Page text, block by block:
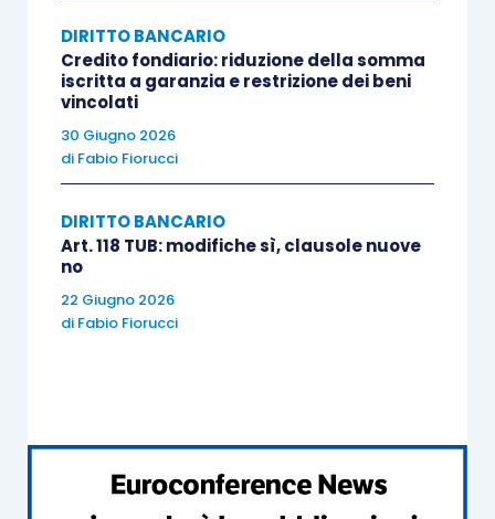
DIRITTO BANCARIO
Credito fondiario: riduzione della somma
iscritta a garanzia e restrizione dei beni
vincolati
30 Giugno 2026
di Fabio Fiorucci
DIRITTO BANCARIO
Art. 118 TUB: modifiche sì, clausole nuove
no
22 Giugno 2026
di Fabio Fiorucci